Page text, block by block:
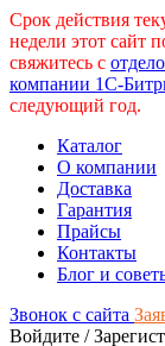
Срок действия
недели этот сайт
свяжитесь с
компании 1С-
следующий год.
Каталог
О компании
Доставка
Гарантия
Прайсы
Контакты
Блог и
Звонок с сайта
Войдите /